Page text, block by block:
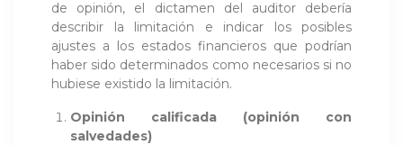
de opinión, el dictamen del auditor debería
describir la limitación e indicar los posibles
ajustes a los estados financieros que podrían
haber sido determinados como necesarios si no
hubiese existido la limitación.
Opinión calificada (opinión con
salvedades)